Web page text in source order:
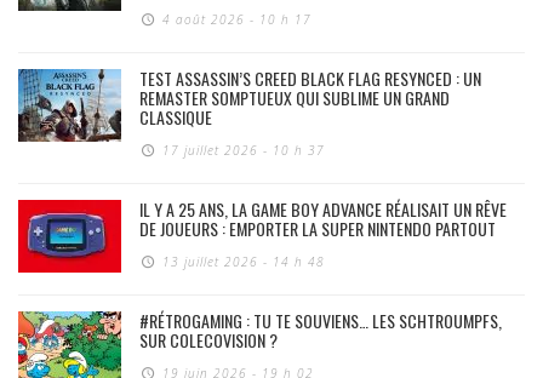
4 août 2026 - 10 h 17
TEST ASSASSIN’S CREED BLACK FLAG RESYNCED : UN
REMASTER SOMPTUEUX QUI SUBLIME UN GRAND
CLASSIQUE
17 juillet 2026 - 10 h 37
IL Y A 25 ANS, LA GAME BOY ADVANCE RÉALISAIT UN RÊVE
DE JOUEURS : EMPORTER LA SUPER NINTENDO PARTOUT
13 juillet 2026 - 14 h 48
#RÉTROGAMING : TU TE SOUVIENS… LES SCHTROUMPFS,
SUR COLECOVISION ?
19 juin 2026 - 19 h 02